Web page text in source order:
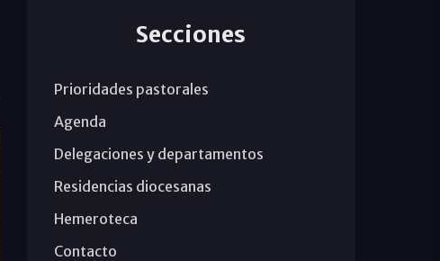
Secciones
Prioridades pastorales
Agenda
Delegaciones y departamentos
Residencias diocesanas
Hemeroteca
Contacto